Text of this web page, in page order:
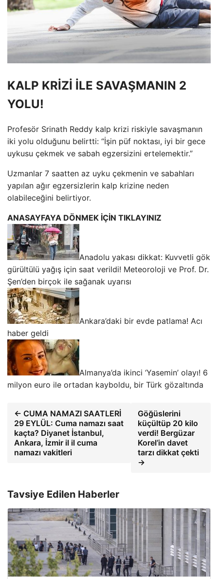
KALP KRİZİ İLE SAVAŞMANIN 2
YOLU!
Profesör Srinath Reddy kalp krizi riskiyle savaşmanın
iki yolu olduğunu belirtti: “İşin püf noktası, iyi bir gece
uykusu çekmek ve sabah egzersizini ertelemektir.”
Uzmanlar 7 saatten az uyku çekmenin ve sabahları
yapılan ağır egzersizlerin kalp krizine neden
olabileceğini belirtiyor.
ANASAYFAYA DÖNMEK İÇİN TIKLAYINIZ
Anadolu yakası dikkat: Kuvvetli gök
gürültülü yağış için saat verildi! Meteoroloji ve Prof. Dr.
Şen’den birçok ile sağanak uyarısı
Ankara’daki bir evde patlama! Acı
haber geldi
Almanya’da ikinci ‘Yasemin’ olayı! 6
milyon euro ile ortadan kayboldu, bir Türk gözaltında
← CUMA NAMAZI SAATLERİ
29 EYLÜL: Cuma namazı saat
kaçta? Diyanet İstanbul,
Ankara, İzmir il il cuma
namazı vakitleri
Göğüslerini
küçültüp 20 kilo
verdi! Bergüzar
Korel’in davet
tarzı dikkat çekti
→
Tavsiye Edilen Haberler